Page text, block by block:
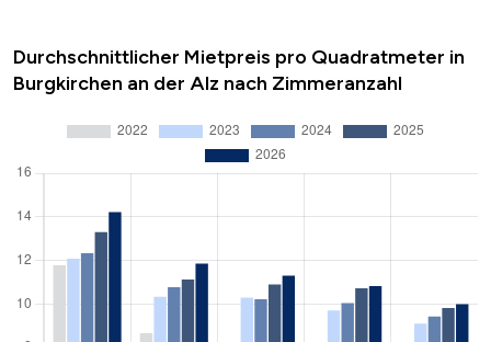
Durchschnittlicher Mietpreis pro Quadratmeter in
Burgkirchen an der Alz nach Zimmeranzahl